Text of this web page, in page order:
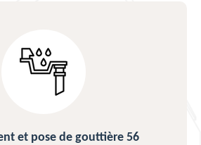
et pose de gouttière 56